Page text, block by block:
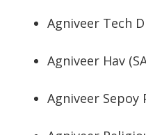
Agniveer Tech
Agniveer Hav
Agniveer Sepoy